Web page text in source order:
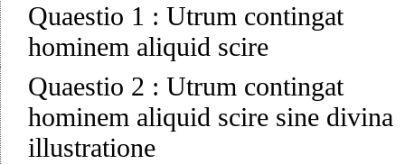
Quaestio 1 : Utrum contingat
hominem aliquid scire
Quaestio 2 : Utrum contingat
hominem aliquid scire sine divina
illustratione